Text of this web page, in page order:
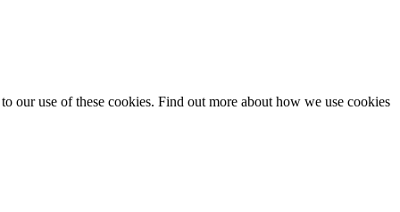
our use of these cookies. Find out more about how we use cookies